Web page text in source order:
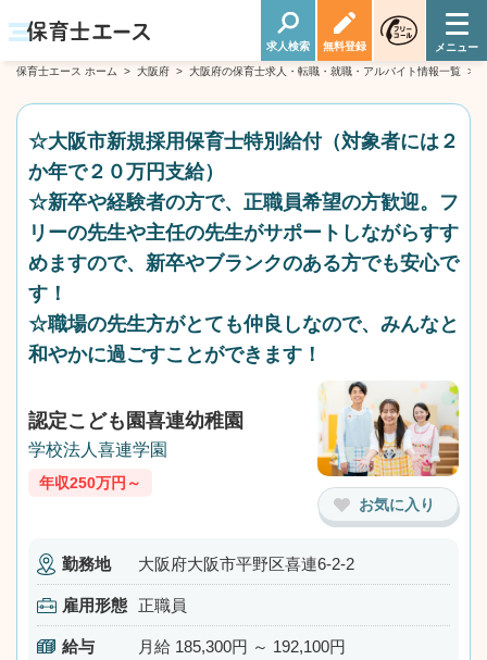
求人検索 無料登録
保育士エース ホーム > 大阪府 > 大阪府の保育士求人・転職・就職・アルバイト情報一覧 >
☆大阪市新規採用保育士特別給付（対象者には２
か年で２０万円支給）
☆新卒や経験者の方で、正職員希望の方歓迎。フ
リーの先生や主任の先生がサポートしながらすす
めますので、新卒やブランクのある方でも安心で
す！
☆職場の先生方がとても仲良しなので、みんなと
和やかに過ごすことができます！
お気に入り
認定こども園喜連幼稚園
学校法人喜連学園
年収250万円～
勤務地 大阪府大阪市平野区喜連6-2-2
雇用形態 正職員
給与 月給 185,300円 ～ 192,100円